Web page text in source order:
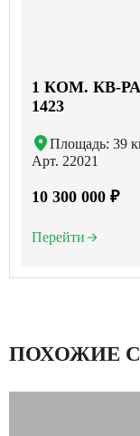
1 КОМ. КВ-
1423
Площадь: 39
Арт. 22021
10 300 000 ₽
Перейти
ПОХОЖИЕ